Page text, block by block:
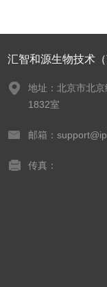
汇智和源生物技术
地址：北京市北
1832室
邮箱：
传真：